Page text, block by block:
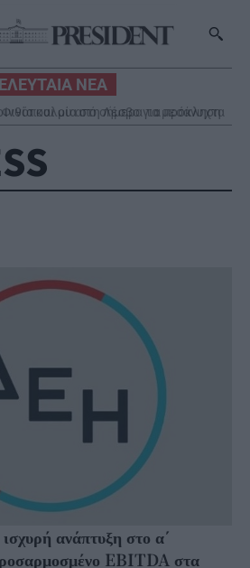
ΝΕΑ
από σήμερα τα μεσάνυχτα
ανάπτυξη στο α΄
EBITDA στα